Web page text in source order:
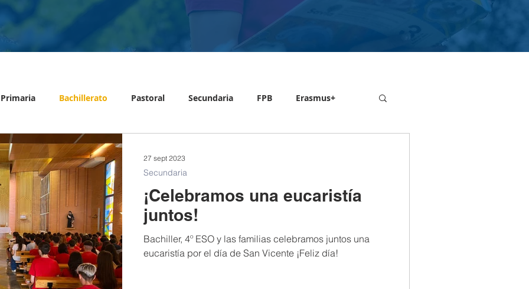
Bachillerato Pastoral Secundaria FPB Erasmus+
¡Celebramos una eucaristía
juntos!
Bachiller, 4º ESO y las familias celebramos juntos una
eucaristía por el día de San Vicente ¡Feliz día!
Secundaria
27 sept 2023